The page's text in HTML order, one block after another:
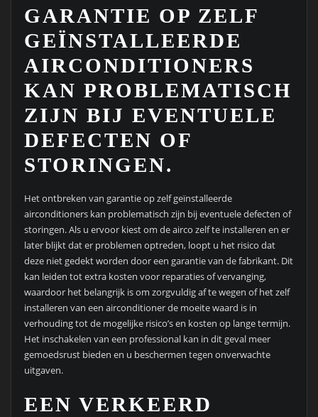
GARANTIE OP ZELF
GEÏNSTALLEERDE
AIRCONDITIONERS
KAN PROBLEMATISCH
ZIJN BIJ EVENTUELE
DEFECTEN OF
STORINGEN.
Het ontbreken van garantie op zelf geïnstalleerde
airconditioners kan problematisch zijn bij eventuele defecten of
storingen. Als u ervoor kiest om de airco zelf te installeren en er
later blijkt dat er problemen optreden, loopt u het risico dat
deze niet gedekt worden door een garantie van de fabrikant. Dit
kan leiden tot extra kosten voor reparaties of vervanging,
waardoor het belangrijk is om zorgvuldig af te wegen of het zelf
installeren van een airconditioner de moeite waard is in
verhouding tot de mogelijke risico’s en kosten op lange termijn.
Het inschakelen van een professional kan in dit geval meer
gemoedsrust bieden en u beschermen tegen onverwachte
uitgaven.
EEN VERKEERD